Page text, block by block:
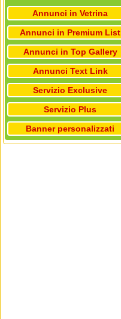
Annunci in Vetrina
Annunci in Premium List
Annunci in Top Gallery
Annunci Text Link
Servizio Exclusive
Servizio Plus
Banner personalizzati